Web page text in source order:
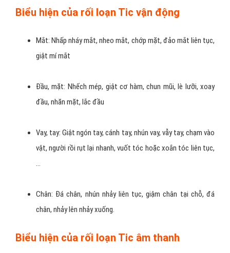
Biểu hiện của rối loạn Tic vận động
Mắt: Nhấp nháy mắt, nheo mắt, chớp mặt, đảo mắt liên tục,
giật mí mắt
Đầu, mặt: Nhếch mép, giật cơ hàm, chun mũi, lè lưỡi, xoay
đầu, nhăn mặt, lắc đầu
Vay, tay: Giật ngón tay, cánh tay, nhún vay, vẫy tay, chạm vào
vật, người rồi rụt lại nhanh, vuốt tóc hoặc xoắn tóc liên tục,
…
Chân: Đá chân, nhún nhảy liên tục, giậm chân tại chỗ, đá
chân, nhảy lên nhảy xuống.
Biểu hiện của rối loạn Tic âm thanh